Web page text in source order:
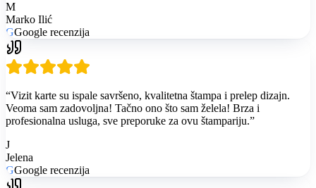
M
Marko Ilić
GGoogle recenzija
“Vizit karte su ispale savršeno, kvalitetna štampa i prelep dizajn.
Veoma sam zadovoljna! Tačno ono što sam želela! Brza i
profesionalna usluga, sve preporuke za ovu štampariju.”
J
Jelena
GGoogle recenzija